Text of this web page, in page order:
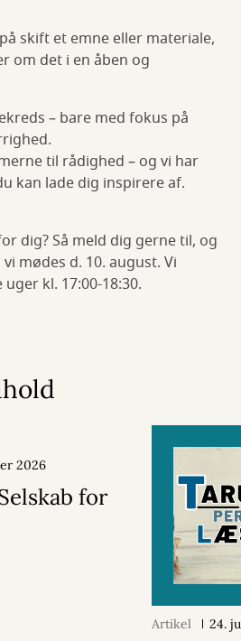
skift et emne eller materiale,
om det i en åben og
– bare med fokus på
til rådighed – og vi har
kan lade dig inspirere af.
dig? Så meld dig gerne til, og
mødes d. 10. august. Vi
kl. 17:00-18:30.
2026
for
Artikel 24.